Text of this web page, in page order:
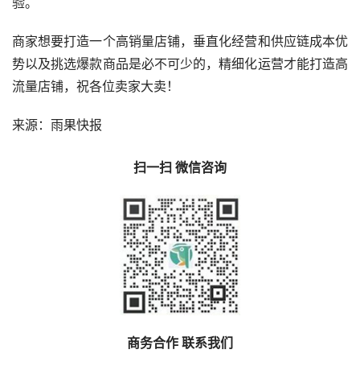
商家想要打造一个高销量店铺，垂直化经营和供应链成本优
势以及挑选爆款商品是必不可少的，精细化运营才能打造高
流量店铺，祝各位卖家大卖！
来源：雨果快报
扫一扫 微信咨询
商务合作 联系我们